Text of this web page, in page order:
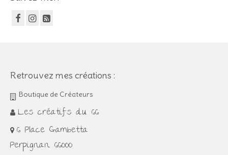
Retrouvez mes créations :
Boutique de Créateurs
Les créatifs du 66
6 Place Gambetta
Perpignan 66000